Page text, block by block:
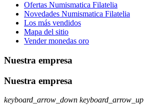
Ofertas Numismatica Filatelia
Novedades Numismatica Filatelia
Los más vendidos
Mapa del sitio
Vender monedas oro
Nuestra empresa
Nuestra empresa
keyboard_arrow_down keyboard_arrow_up